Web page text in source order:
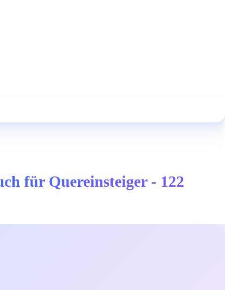
für Quereinsteiger - 122